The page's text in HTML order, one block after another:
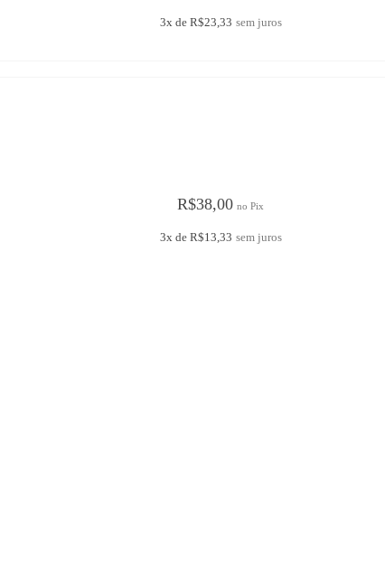
3x de R$23,33 sem juros
R$38,00 no Pix
3x de R$13,33 sem juros